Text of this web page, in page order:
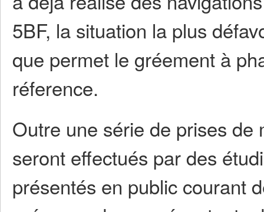
5BF, la situation la plus
que permet le gréement à
réference.
Outre une série de prises de
seront effectués par des
présentés en public courant